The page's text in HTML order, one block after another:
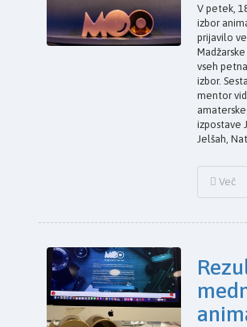
V petek,
izbor
prijavilo
vseh
izbor.
mentor
izpostave
Jelšah,
Več